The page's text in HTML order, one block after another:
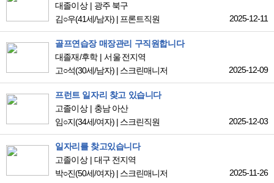
대졸이상
광주 북구
김○우(41세/남자) | 프론트직원 2025-12-11
골프연습장 매장관리 구직원합니다
대졸재/후학
서울 전지역
고○석(30세/남자) | 스크린매니저 2025-12-09
프런트 일자리 찾고 있습니다
고졸이상
충남 아산
임○지(34세/여자) | 스크린직원 2025-12-03
일자리를 찾고있습니다
고졸이상
대구 전지역
박○진(50세/여자) | 스크린매니저 2025-11-26